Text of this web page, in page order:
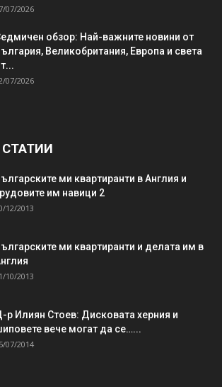
07/2026
обзор: Най-важните новини от
Великобритания, Европа и света
07/2026
ми квартиранти в Англия и
им навици 2
12/2013
ми квартиранти и делата им в
10/2013
р Илиян Стоев: Дисковата херния и
вече могат да се…...
07/2014